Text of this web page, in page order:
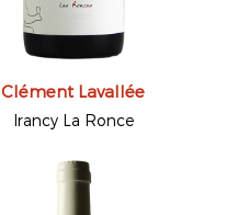
Clément Lavallée
Irancy La Ronce